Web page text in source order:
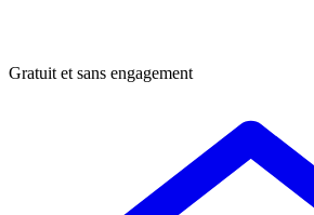
Gratuit et sans engagement